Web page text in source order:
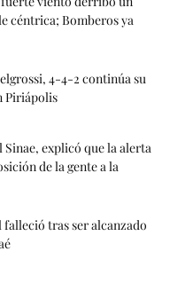
céntrica; Bomberos ya
4-4-2 continúa su
Piriápolis
explicó que la alerta
de la gente a la
tras ser alcanzado